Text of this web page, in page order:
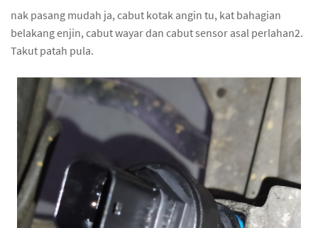
nak pasang mudah ja, cabut kotak angin tu, kat bahagian
belakang enjin, cabut wayar dan cabut sensor asal perlahan2.
Takut patah pula.